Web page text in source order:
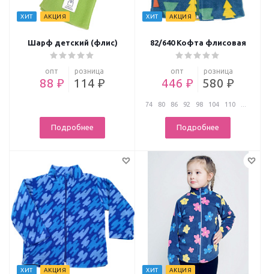
ХИТ АКЦИЯ
Шарф детский (флис)
опт
88 ₽
розница
114 ₽
Подробнее
ХИТ АКЦИЯ
82/640 Кофта флисовая
опт
446 ₽
розница
580 ₽
74 80 86 92 98 104 110
Подробнее
ХИТ АКЦИЯ ХИТ АКЦИЯ